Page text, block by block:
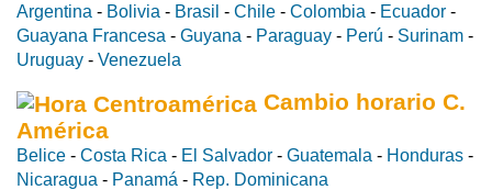
Argentina - Bolivia - Brasil - Chile - Colombia - Ecuador -
Guayana Francesa - Guyana - Paraguay - Perú - Surinam -
Uruguay - Venezuela
Cambio horario C.
América
Belice - Costa Rica - El Salvador - Guatemala - Honduras -
Nicaragua - Panamá - Rep. Dominicana